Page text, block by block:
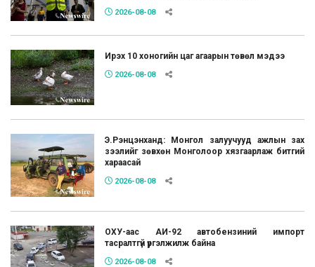
2026-08-08
Ирэх 10 хоногийн цаг агаарын төвөл мэдээ
2026-08-08
Э.Рэнцэнханд: Монгол залуучууд ажлын зах
зээлийг зөвхөн Монголоор хязгаарлаж битгий
хараасай
2026-08-08
ОХУ-аас АИ-92 автобензиний импорт
тасралтгүй үргэлжилж байна
2026-08-08